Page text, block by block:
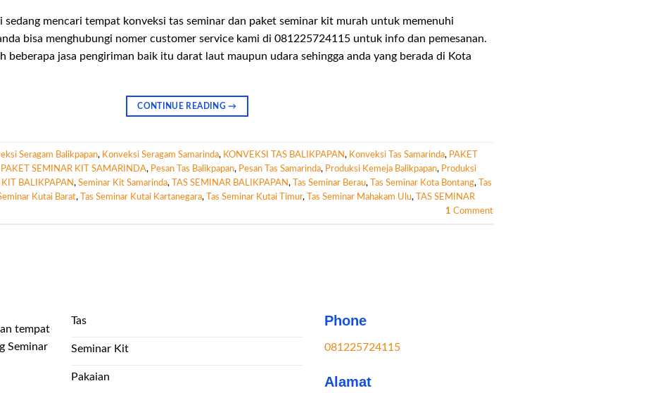
sedang mencari tempat konveksi tas seminar dan paket seminar kit murah untuk memenuhi
bisa menghubungi nomer customer service kami di 081225724115 untuk info dan pemesanan.
beberapa jasa pengiriman baik itu darat laut maupun udara sehingga anda yang berada di Kota
CONTINUE READING→
Seragam Balikpapan, Konveksi Seragam Samarinda, KONVEKSI TAS BALIKPAPAN, Konveksi Tas Samarinda, PAKET
PAKET SEMINAR KIT SAMARINDA, Pesan Tas Balikpapan, Pesan Tas Samarinda, Produksi Kemeja Balikpapan, Produksi
BALIKPAPAN, Seminar Kit Samarinda, TAS SEMINAR BALIKPAPAN, Tas Seminar Berau, Tas Seminar Kota Bontang,
Tas
Seminar Kutai Barat, Tas Seminar Kutai Kartanegara, Tas Seminar Kutai Timur, Tas Seminar Mahakam Ulu,
TAS SEMINAR
1 Comment
tempat
Seminar
Tas
Seminar Kit
Pakaian
Phone
081225724115
Alamat